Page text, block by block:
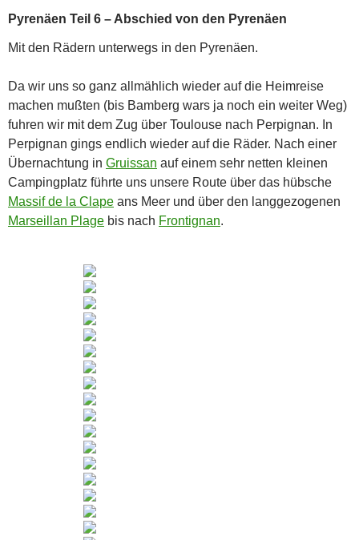
Pyrenäen Teil 6 – Abschied von den Pyrenäen
Mit den Rädern unterwegs in den Pyrenäen.
Da wir uns so ganz allmählich wieder auf die Heimreise
machen mußten (bis Bamberg wars ja noch ein weiter Weg)
fuhren wir mit dem Zug über Toulouse nach Perpignan. In
Perpignan gings endlich wieder auf die Räder. Nach einer
Übernachtung in Gruissan auf einem sehr netten kleinen
Campingplatz führte uns unsere Route über das hübsche
Massif de la Clape ans Meer und über den langgezogenen
Marseillan Plage bis nach Frontignan.